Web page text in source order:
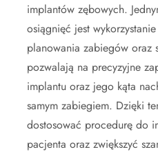
implantów zębowych.
osiągnięć jest
planowania zabiegów oraz
pozwalają na precyzyjne
implantu oraz jego kąta
samym zabiegiem. Dzięki
dostosować procedurę do
pacjenta oraz zwiększyć